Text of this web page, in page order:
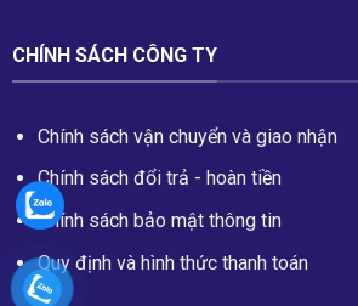
CHÍNH SÁCH CÔNG TY
Chính sách vận chuyển và giao nhận
Chính sách đổi trả - hoàn tiền
Chính sách bảo mật thông tin
Quy định và hình thức thanh toán